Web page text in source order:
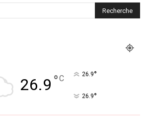
26.9 °C 26.9°
26.9°